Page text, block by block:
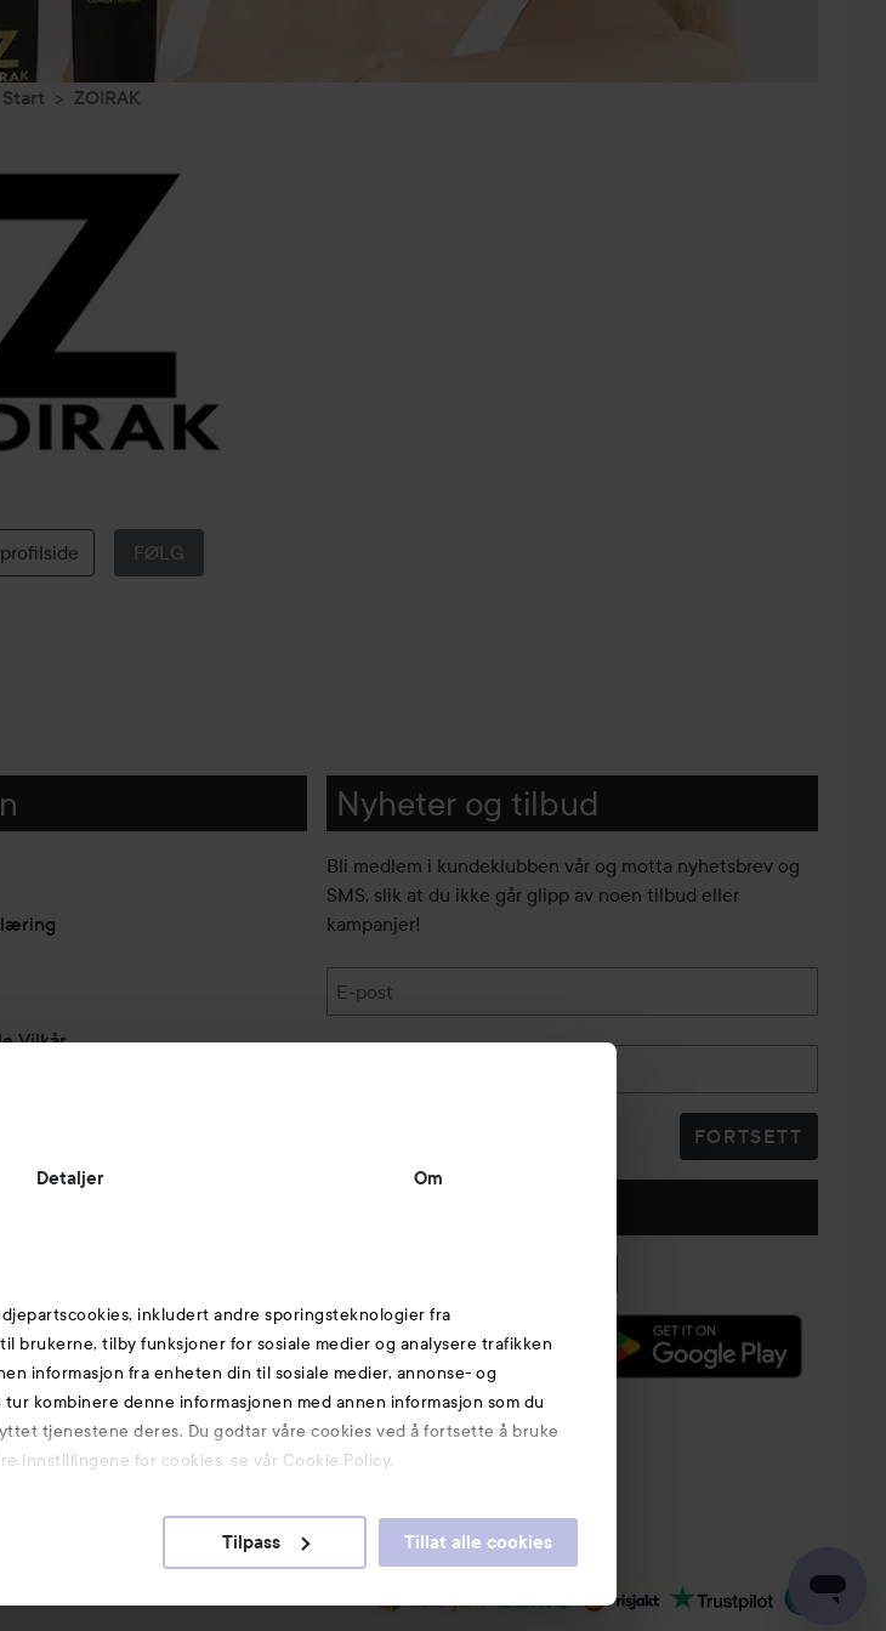
Detaljer Om
inkludert andre sporingsteknologier fra
brukerne, tilby funksjoner for sosiale medier og analysere trafikken
informasjon fra enheten din til sosiale medier, annonse- og
kombinere denne informasjonen med annen informasjon som du
tjenestene deres. Du godtar våre cookies ved å fortsette å bruke
innstillingene for cookies, se vår Cookie Policy.
Tilpass Tillat alle cookies
Start ZOIRAK
ZOIRAK
FØLG
Vilkår
of the World
Nyheter og tilbud
Bli medlem i kundeklubben vår og motta nyhetsbrev og
SMS, slik at du ikke går glipp av noen tilbud eller
kampanjer!
E-post
FORTSETT